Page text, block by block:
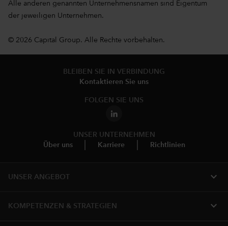
Alle anderen genannten Unternehmensnamen sind Eigentum
der jeweiligen Unternehmen.
© 2026 Capital Group. Alle Rechte vorbehalten.
BLEIBEN SIE IN VERBINDUNG
Kontaktieren Sie uns
FOLGEN SIE UNS
UNSER UNTERNEHMEN
Über uns
Karriere Richtlinien
UNSER ANGEBOT expand_more
KOMPETENZEN & STRATEGIEN expand_more